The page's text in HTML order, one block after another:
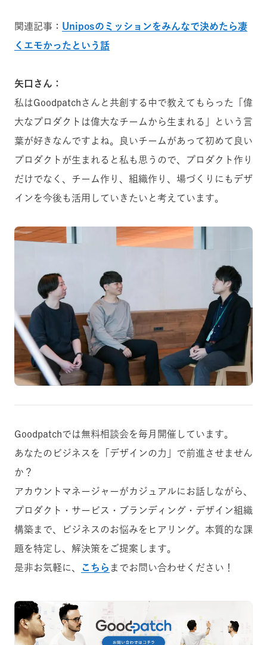
関連記事： Uniposのミッションをみんなで決めたら凄
くエモかったという話
矢口さん：
私はGoodpatchさんと共創する中で教えてもらった「偉
大なプロダクトは偉大なチームから生まれる」という言
葉が好きなんですよね。良いチームがあって初めて良い
プロダクトが生まれると私も思うので、プロダクト作り
だけでなく、チーム作り、組織作り、場づくりにもデザ
インを今後も活用していきたいと考えています。
Goodpatchでは無料相談会を毎月開催しています。
あなたのビジネスを「デザインの力」で前進させません
か？
アカウントマネージャーがカジュアルにお話しながら、
プロダクト・サービス・ブランディング・デザイン組織
構築まで、ビジネスのお悩みをヒアリング。本質的な課
題を特定し、解決策をご提案します。
是非お気軽に、
こちら までお問い合わせください！